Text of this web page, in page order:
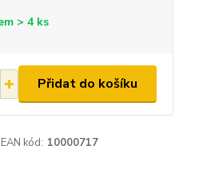
> 4 ks
Přidat do košíku
EAN kód: 10000717